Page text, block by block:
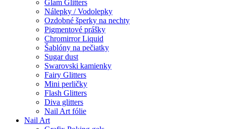
Glam Glitters
Nálepky / Vodolepky
Ozdobné šperky na nechty
Pigmentové prášky
Chromirror Liquid
Šablóny na pečiatky
Sugar dust
Swarovski kamienky
Fairy Glitters
Mini perličky
Flash Glitters
Diva glitters
Nail Art fólie
Nail Art